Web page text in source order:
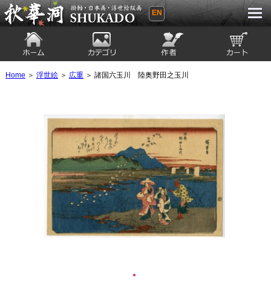
秋華洞 SHUKADO 掛軸・日本画・浮世
EN
Home ＞ 浮世絵＞ 広重＞ 諸国六玉川 陸奥野田之玉川
●